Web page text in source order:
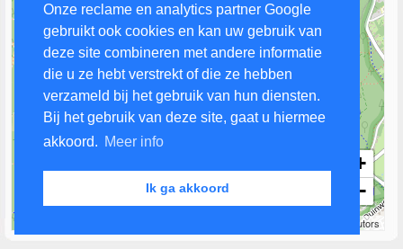
Onze reclame en analytics partner Google
gebruikt ook cookies en kan uw gebruik van
deze site combineren met andere informatie
die u ze hebt verstrekt of die ze hebben
verzameld bij het gebruik van hun diensten.
Bij het gebruik van deze site, gaat u hiermee
akkoord. Meer info
Ik ga akkoord
+
−
contributors